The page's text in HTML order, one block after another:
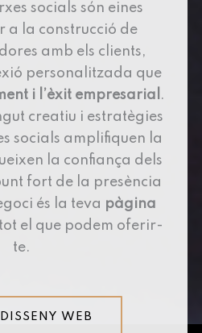
socials són eines
a la construcció de
amb els clients,
personalitzada que
i l’èxit empresarial .
creatiu i estratègies
socials amplifiquen la
la confiança dels
fort de la presència
és la teva pàgina
el que podem oferir-
te.
WEB